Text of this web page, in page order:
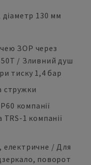
130 мм
ЗОР через
50T / Зливний душ
тиску 1,4 бар
стружки
компанії
1 компанії
електричне / Для
поворот